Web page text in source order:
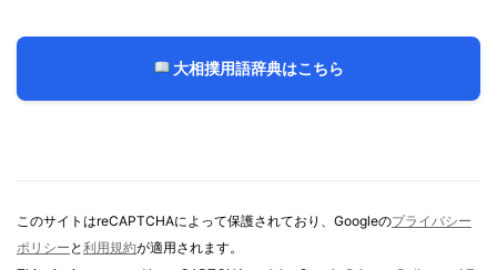
大相撲用語辞典はこちら
このサイトはreCAPTCHAによって保護されており、Googleのプライバシー
ポリシー と利用規約が適用されます。